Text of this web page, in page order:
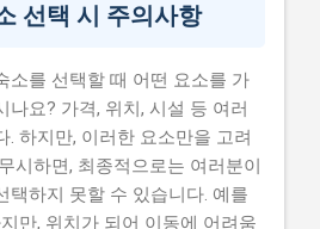
선택 시 주의사항
소를 선택할 때 어떤 요소를 가
나요? 가격, 위치, 시설 등 여러
. 하지만, 이러한 요소만을 고려
시하면, 최종적으로는 여러분이
택하지 못할 수 있습니다. 예를
만, 위치가 되어 이동에 어려움